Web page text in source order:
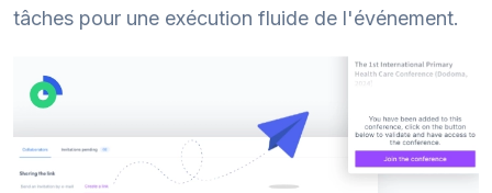
tâches pour une exécution fluide de l'événement.